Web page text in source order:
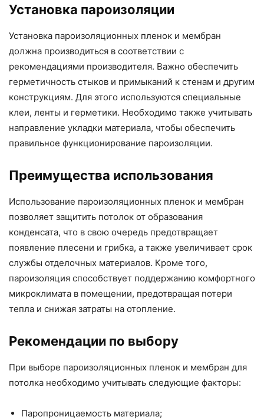
Установка пароизоляции
Установка пароизоляционных пленок и мембран
должна производиться в соответствии с
рекомендациями производителя. Важно обеспечить
герметичность стыков и примыканий к стенам и другим
конструкциям. Для этого используются специальные
клеи, ленты и герметики. Необходимо также учитывать
направление укладки материала, чтобы обеспечить
правильное функционирование пароизоляции.
Преимущества использования
Использование пароизоляционных пленок и мембран
позволяет защитить потолок от образования
конденсата, что в свою очередь предотвращает
появление плесени и грибка, а также увеличивает срок
службы отделочных материалов. Кроме того,
пароизоляция способствует поддержанию комфортного
микроклимата в помещении, предотвращая потери
тепла и снижая затраты на отопление.
Рекомендации по выбору
При выборе пароизоляционных пленок и мембран для
потолка необходимо учитывать следующие факторы:
Паропроницаемость материала;